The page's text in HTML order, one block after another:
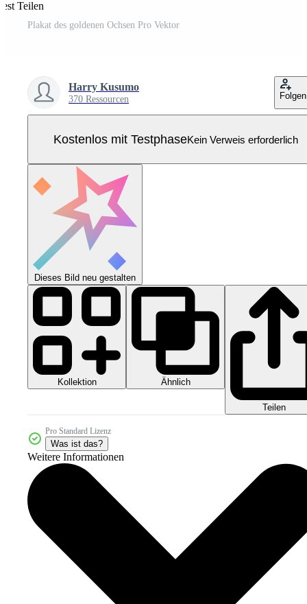
Teilen
Plakat des goldenen Ochsen Pro Vektor
Harry Kusumo
370 Ressourcen Folgen
Kostenlos mit TestphaseKein Verweis erforderlich
Dieses Bild neu gestalten
Kollektion Ähnlich
Teilen
Pro Standard Lizenz
Was ist das?
Weitere Informationen